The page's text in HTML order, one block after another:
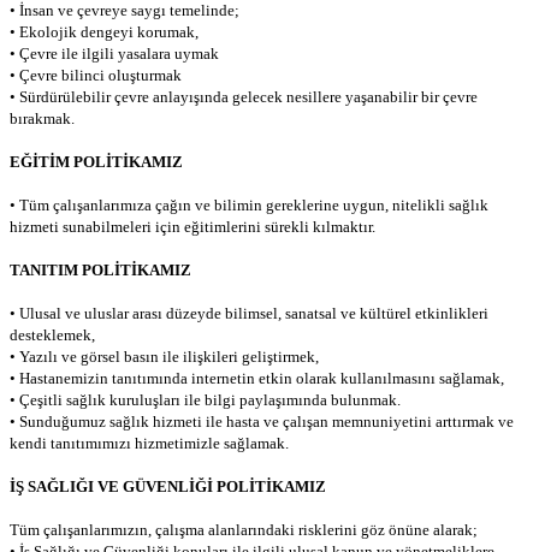
• İnsan ve çevreye saygı temelinde;
• Ekolojik dengeyi korumak,
• Çevre ile ilgili yasalara uymak
• Çevre bilinci oluşturmak
• Sürdürülebilir çevre anlayışında gelecek nesillere yaşanabilir bir çevre
bırakmak.
EĞİTİM POLİTİKAMIZ
• Tüm çalışanlarımıza çağın ve bilimin gereklerine uygun, nitelikli sağlık
hizmeti sunabilmeleri için eğitimlerini sürekli kılmaktır.
TANITIM POLİTİKAMIZ
• Ulusal ve uluslar arası düzeyde bilimsel, sanatsal ve kültürel etkinlikleri
desteklemek,
• Yazılı ve görsel basın ile ilişkileri geliştirmek,
• Hastanemizin tanıtımında internetin etkin olarak kullanılmasını sağlamak,
• Çeşitli sağlık kuruluşları ile bilgi paylaşımında bulunmak.
• Sunduğumuz sağlık hizmeti ile hasta ve çalışan memnuniyetini arttırmak ve
kendi tanıtımımızı hizmetimizle sağlamak.
İŞ SAĞLIĞI VE GÜVENLİĞİ POLİTİKAMIZ
Tüm çalışanlarımızın, çalışma alanlarındaki risklerini göz önüne alarak;